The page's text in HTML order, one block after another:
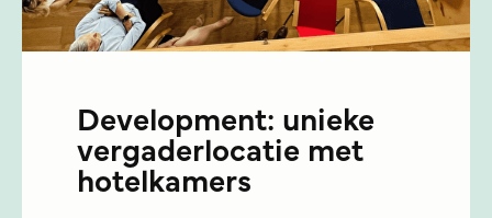
Development: unieke
vergaderlocatie met
hotelkamers